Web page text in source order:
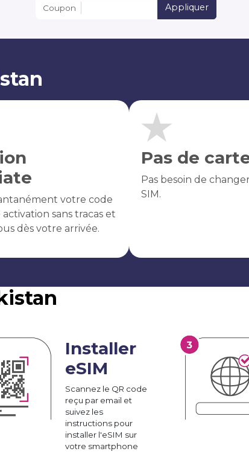
Coupon Appliquer
votre code
sans tracas et
dès votre arrivée.
Pas de
Pas besoin de
SIM.
Installer
eSIM
Scannez le QR code
reçu par email et
suivez les
instructions pour
installer l'eSIM sur
votre smartphone